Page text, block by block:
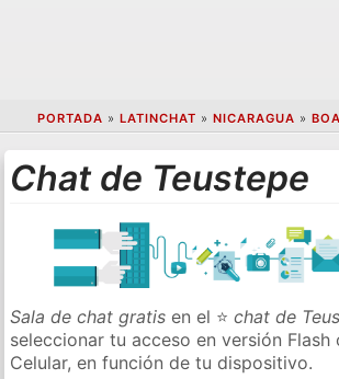
PORTADA » LATINCHAT » NICARAGUA »
Chat de Teustepe
Sala de chat gratis en el ⭐chat de
seleccionar tu acceso en versión Flash
Celular, en función de tu dispositivo.